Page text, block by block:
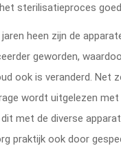
sterilisatieproces
heen zijn de
geworden,
ook is veranderd. Net
wordt uitgelezen
met de diverse
praktijk ook door